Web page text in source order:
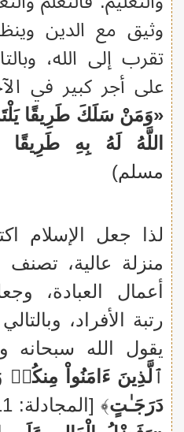
وثيق مع الدين
تقرب إلى الله،
على أجر كبير في
«وَمَنْ سَلَكَ طَرِيقًا
اللَّهُ لَهُ بِهِ طَرِيقًا
مسلم)
لذا جعل الإسلام
منزلة عالية،
أعمال العبادة،
رتبة الأفراد،
يقول الله سبحانه
ٱلَّذِينَ ءَامَنُواْ مِنكُمۡ
دَرَجَـٰتٍ﴾ [المجادلة: 11]، ويقول النبي ﷺ: